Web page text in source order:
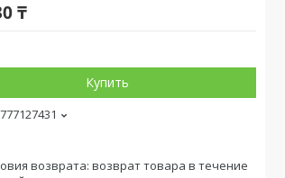
₸
Купить
возврат товара в течение